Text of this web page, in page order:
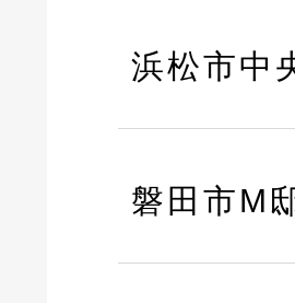
浜松市中
磐田市M